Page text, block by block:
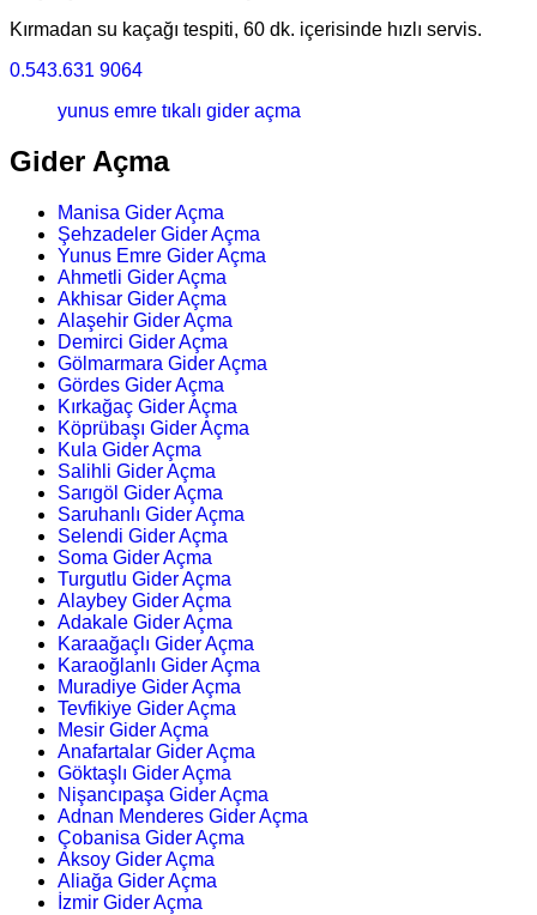
Kırmadan su kaçağı tespiti, 60 dk. içerisinde hızlı servis.
0.543.631 9064
yunus emre tıkalı gider açma
Gider Açma
Manisa Gider Açma
Şehzadeler Gider Açma
Yunus Emre Gider Açma
Ahmetli Gider Açma
Akhisar Gider Açma
Alaşehir Gider Açma
Demirci Gider Açma
Gölmarmara Gider Açma
Gördes Gider Açma
Kırkağaç Gider Açma
Köprübaşı Gider Açma
Kula Gider Açma
Salihli Gider Açma
Sarıgöl Gider Açma
Saruhanlı Gider Açma
Selendi Gider Açma
Soma Gider Açma
Turgutlu Gider Açma
Alaybey Gider Açma
Adakale Gider Açma
Karaağaçlı Gider Açma
Karaoğlanlı Gider Açma
Muradiye Gider Açma
Tevfikiye Gider Açma
Mesir Gider Açma
Anafartalar Gider Açma
Göktaşlı Gider Açma
Nişancıpaşa Gider Açma
Adnan Menderes Gider Açma
Çobanisa Gider Açma
Aksoy Gider Açma
Aliağa Gider Açma
İzmir Gider Açma